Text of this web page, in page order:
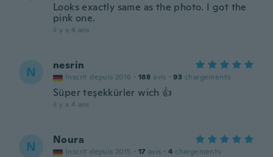
Looks exactly same as the photo. I got the
pink one.
il y a 4 ans
N nesrin
Inscrit depuis 2016 · 188 avis · 93 chargements
Süper teşekkürler wich 👍
il y a 4 ans
N Noura
Inscrit depuis 2015 · 17 avis · 4 chargements